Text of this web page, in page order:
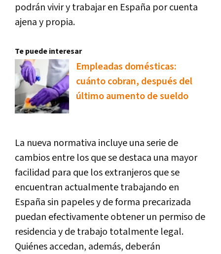
podrán vivir y trabajar en España por cuenta
ajena y propia.
Te puede interesar
Empleadas domésticas:
cuánto cobran, después del
último aumento de sueldo
La nueva normativa incluye una serie de
cambios entre los que se destaca una mayor
facilidad para que los extranjeros que se
encuentran actualmente trabajando en
España sin papeles y de forma precarizada
puedan efectivamente obtener un permiso de
residencia y de trabajo totalmente legal.
Quiénes accedan, además, deberán